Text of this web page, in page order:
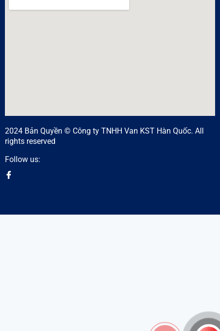
2024 Bản Quyền © Công ty TNHH Van KST Hàn Quốc. All
rights reserved
Follow us: